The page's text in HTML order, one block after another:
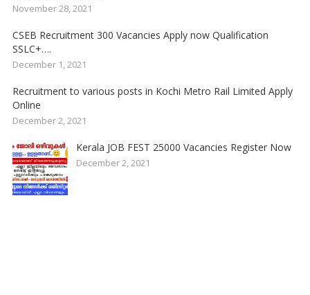
November 28, 2021
CSEB Recruitment 300 Vacancies Apply now Qualification
SSLC+….
December 1, 2021
Recruitment to various posts in Kochi Metro Rail Limited Apply
Online
December 2, 2021
Kerala JOB FEST 25000 Vacancies Register Now
December 2, 2021